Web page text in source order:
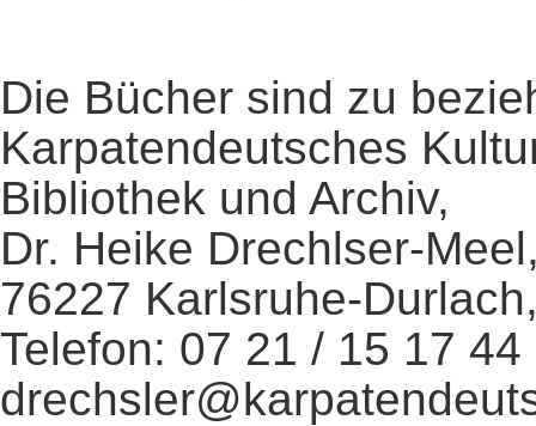
Die Bücher sind zu
Karpatendeutsches
Bibliothek und Archiv,
Dr. Heike Drechlser-
76227 Karlsruhe-
Telefon: 07 21 / 15 17